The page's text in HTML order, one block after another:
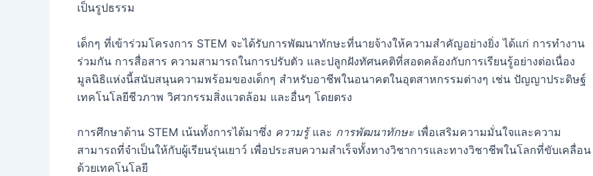
เป็นรูปธรรม
เด็กๆ ที่เข้าร่วมโครงการ STEM จะได้รับการพัฒนาทักษะที่นายจ้างให้ความสำคัญอย่างยิ่ง ได้แก่ การทำงาน
ร่วมกัน การสื่อสาร ความสามารถในการปรับตัว และปลูกฝังทัศนคติที่สอดคล้องกับการเรียนรู้อย่างต่อเนื่อง
มูลนิธิแห่งนี้สนับสนุนความพร้อมของเด็กๆ สำหรับอาชีพในอนาคตในอุตสาหกรรมต่างๆ เช่น ปัญญาประดิษฐ์
เทคโนโลยีชีวภาพ วิศวกรรมสิ่งแวดล้อม และอื่นๆ โดยตรง
การศึกษาด้าน STEM เน้นทั้งการได้มาซึ่ง ความรู้และ การพัฒนาทักษะ เพื่อเสริมความมั่นใจและความ
สามารถที่จำเป็นให้กับผู้เรียนรุ่นเยาว์ เพื่อประสบความสำเร็จทั้งทางวิชาการและทางวิชาชีพในโลกที่ขับเคลื่อน
ด้วยเทคโนโลยี